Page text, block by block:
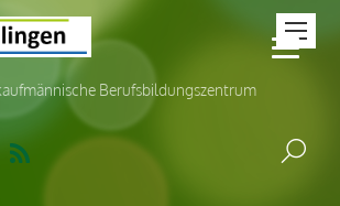
Berufsbildungszentrum